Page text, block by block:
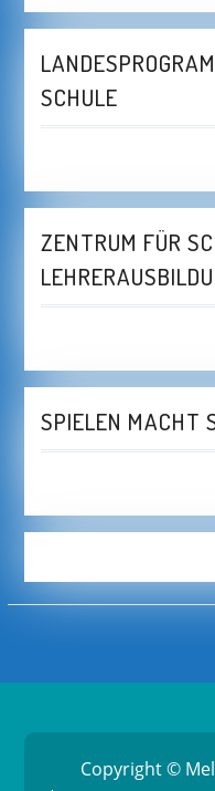
SCHULE
ZENTRUM FÜR
SPIELEN MACHT
Copyright ©